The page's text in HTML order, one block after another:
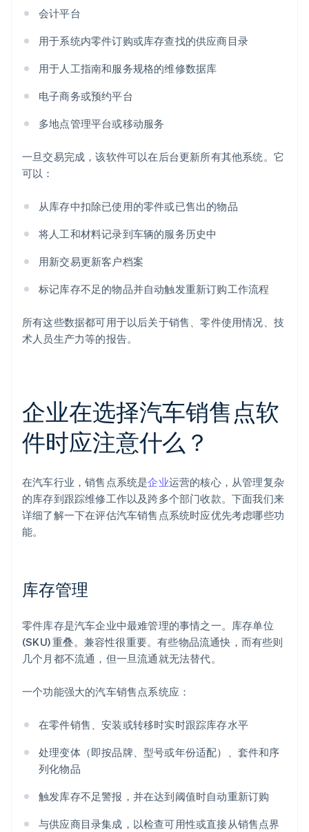
会计平台
用于系统内零件订购或库存查找的供应商目录
用于人工指南和服务规格的维修数据库
电子商务或预约平台
多地点管理平台或移动服务
一旦交易完成，该软件可以在后台更新所有其他系统。它
可以：
从库存中扣除已使用的零件或已售出的物品
将人工和材料记录到车辆的服务历史中
用新交易更新客户档案
标记库存不足的物品并自动触发重新订购工作流程
所有这些数据都可用于以后关于销售、零件使用情况、技
术人员生产力等的报告。
企业在选择汽车销售点软
件时应注意什么？
在汽车行业，销售点系统是企业运营的核心，从管理复杂
的库存到跟踪维修工作以及跨多个部门收款。下面我们来
详细了解一下在评估汽车销售点系统时应优先考虑哪些功
能。
库存管理
零件库存是汽车企业中最难管理的事情之一。库存单位
(SKU) 重叠。兼容性很重要。有些物品流通快，而有些则
几个月都不流通，但一旦流通就无法替代。
一个功能强大的汽车销售点系统应：
在零件销售、安装或转移时实时跟踪库存水平
处理变体（即按品牌、型号或年份适配）、套件和序
列化物品
触发库存不足警报，并在达到阈值时自动重新订购
与供应商目录集成，以检查可用性或直接从销售点界